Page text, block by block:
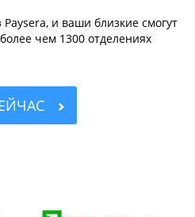
и ваши близкие смогут
чем 1300 отделениях